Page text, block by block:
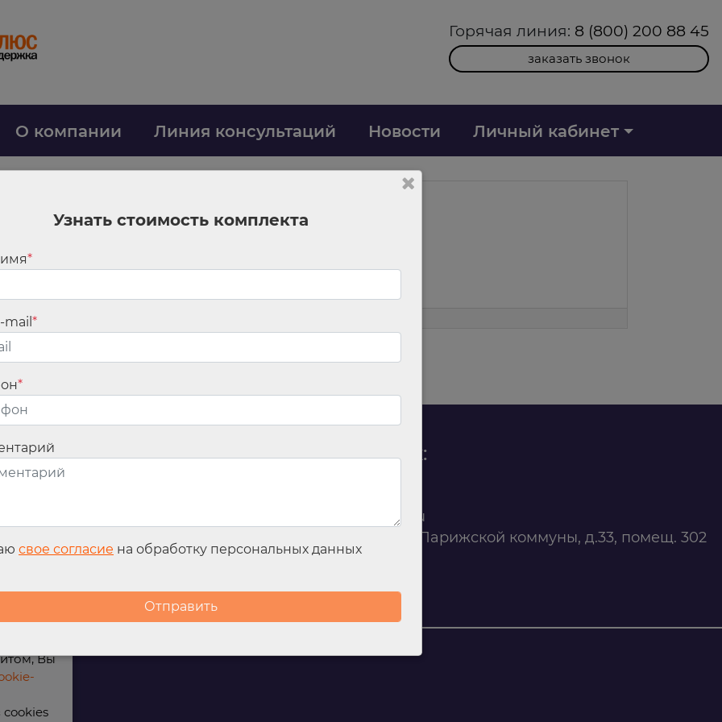
Горячая линия: 8 (800) 200 88 45
заказать звонок
О компании Линия консультаций Новости Личный кабинет
Контакты
Вакансии
Офис продаж:
infomarket@ilan.su
г. Красноярск, ул. Парижской коммуны, д.33, помещ. 302
Узнать стоимость комплекта
*
*
*
свое согласие на обработку персональных данных
а
Вы